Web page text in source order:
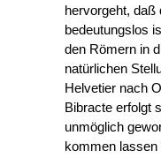
hervorgeht, daß
bedeutungslos
den Römern in
natürlichen
Helvetier nach
Bibracte erfolgt
unmöglich
kommen